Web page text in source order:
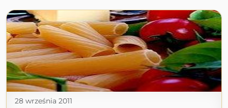
28 września 2011